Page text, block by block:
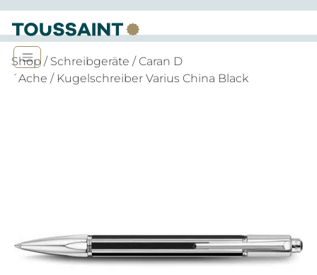
Shop / Schreibgeräte / Caran D
´Ache / Kugelschreiber Varius China Black